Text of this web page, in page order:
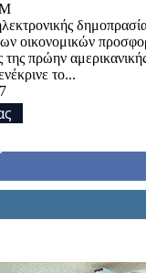
οικονομικών
της πρώην
το...